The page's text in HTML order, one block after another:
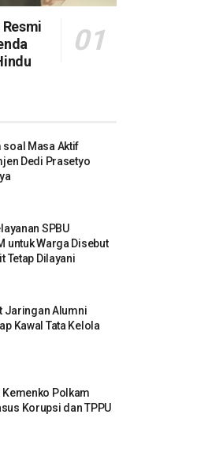
soal Masa Aktif
Dedi Prasetyo
SPBU
untuk Warga Disebut
Tetap Dilayani
Jaringan Alumni
Kawal Tata Kelola
Polkam
Korupsi dan TPPU